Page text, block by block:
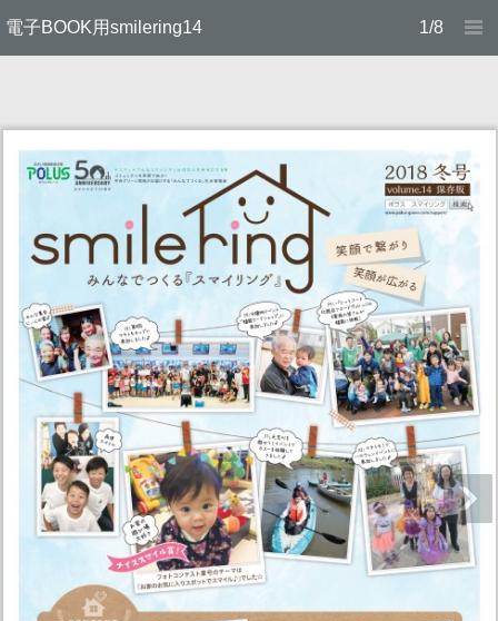
電子BOOK用smilering14 1/8